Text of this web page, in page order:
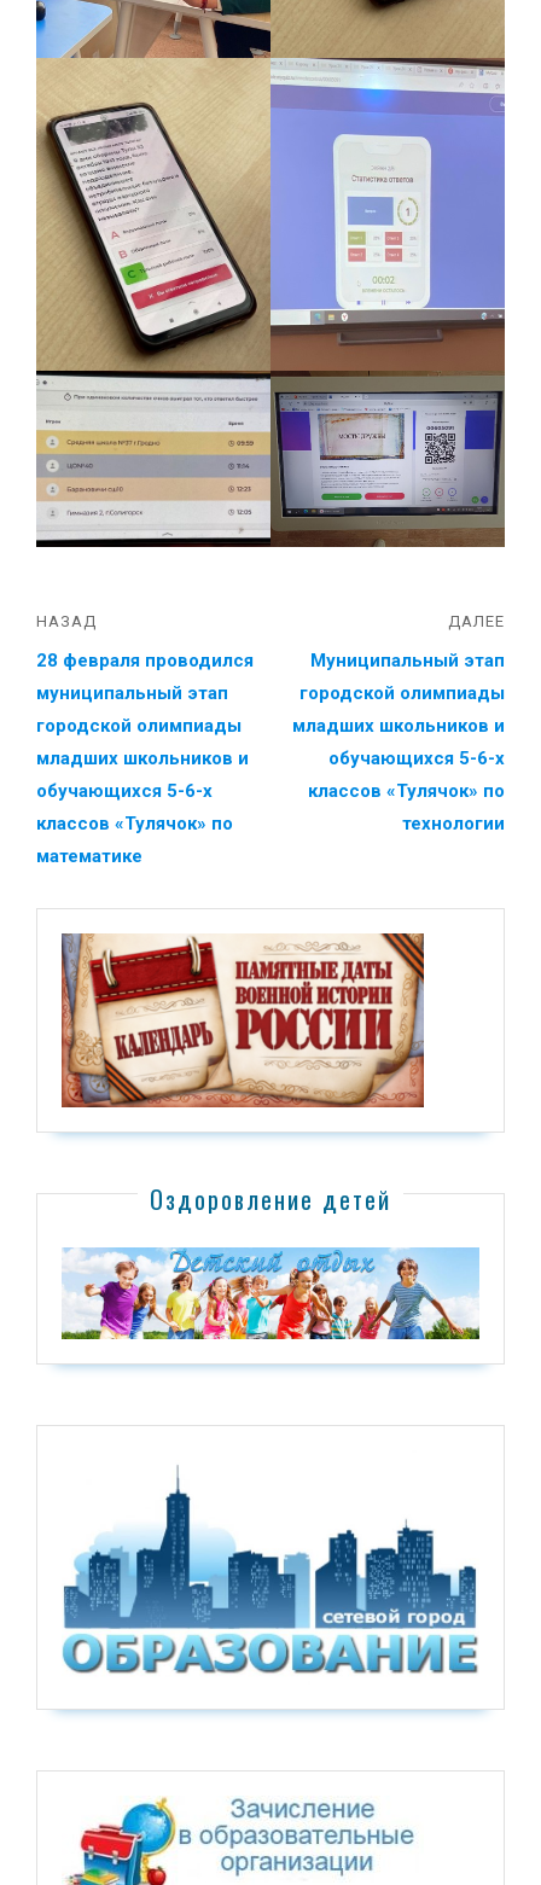
НАЗАД
28 февраля проводился
муниципальный этап
городской олимпиады
младших школьников и
обучающихся 5-6-х
классов «Тулячок» по
математике
ДАЛЕЕ
Муниципальный этап
городской олимпиады
младших школьников и
обучающихся 5-6-х
классов «Тулячок» по
технологии
Оздоровление детей